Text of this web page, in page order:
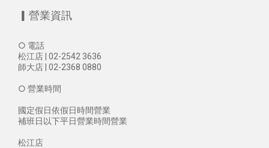
▎營業資訊
○ 電話
松江店 | 02-2542 3636
師大店 | 02-2368 0880
○ 營業時間
國定假日依假日時間營業
補班日以下平日營業時間營業
松江店